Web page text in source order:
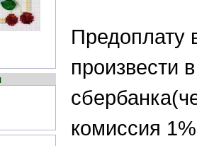
Предоплату
произвести
комиссия